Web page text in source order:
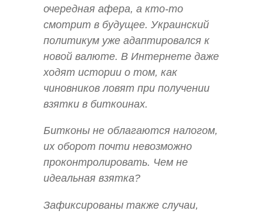
очередная афера, а кто-то
смотрит в будущее. Украинский
политикум уже адаптировался к
новой валюте. В Интернете даже
ходят истории о том, как
чиновников ловят при получении
взятки в биткоинах.
Битконы не облагаются налогом,
их оборот почти невозможно
проконтролировать. Чем не
идеальная взятка?
Зафиксированы также случаи,